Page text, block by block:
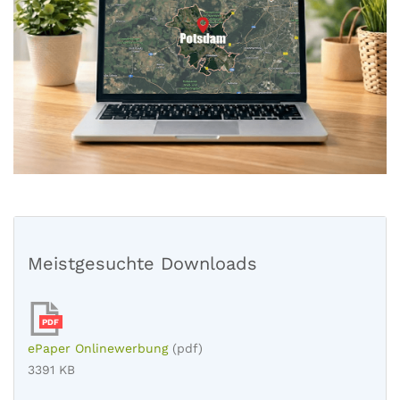
Meistgesuchte Downloads
PDF
ePaper Onlinewerbung (pdf)
3391 KB